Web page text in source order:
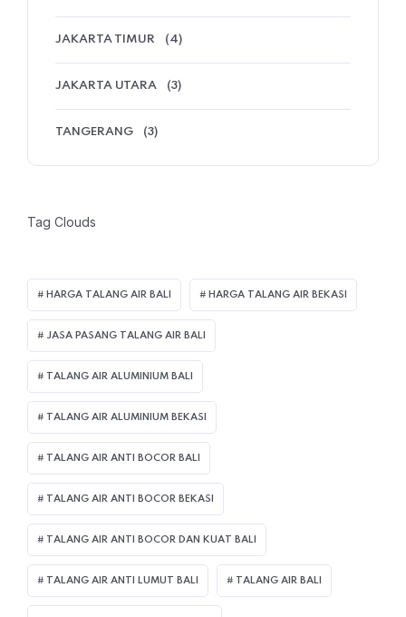
JAKARTA TIMUR (4)
JAKARTA UTARA (3)
TANGERANG (3)
Tag Clouds
HARGA TALANG AIR BALI HARGA TALANG AIR BEKASI
JASA PASANG TALANG AIR BALI
TALANG AIR ALUMINIUM BALI
TALANG AIR ALUMINIUM BEKASI
TALANG AIR ANTI BOCOR BALI
TALANG AIR ANTI BOCOR BEKASI
TALANG AIR ANTI BOCOR DAN KUAT BALI
TALANG AIR ANTI LUMUT BALI TALANG AIR BALI